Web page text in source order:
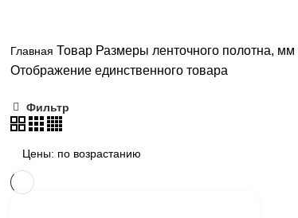
Главная Товар Размеры ленточного полотна, мм
Отображение единственного товара
Фильтр